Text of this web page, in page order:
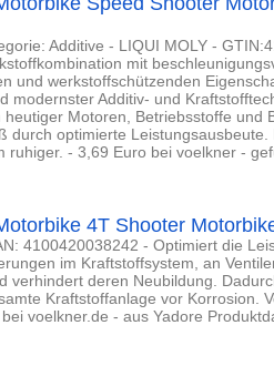
Additive - LIQUI MOLY -
mit
und werkstoffschützenden
modernster Additiv- und
heutiger Motoren, Betriebsstoffe und
durch optimierte
ruhiger. - 3,69 Euro bei voelkner -
4T Shooter
4100420038242 - Optimiert die
im Kraftstoffsystem, an
verhindert deren Neubildung.
Kraftstoffanlage vor Korrosion.
voelkner.de - aus Yadore